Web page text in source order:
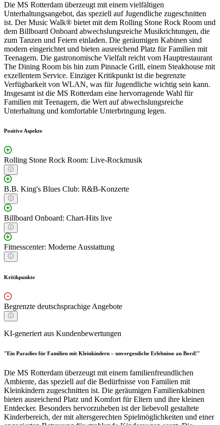
Die MS Rotterdam überzeugt mit einem vielfältigen
Unterhaltungsangebot, das speziell auf Jugendliche zugeschnitten
ist. Der Music Walk® bietet mit dem Rolling Stone Rock Room und
dem Billboard Onboard abwechslungsreiche Musikrichtungen, die
zum Tanzen und Feiern einladen. Die geräumigen Kabinen sind
modern eingerichtet und bieten ausreichend Platz für Familien mit
Teenagern. Die gastronomische Vielfalt reicht vom Hauptrestaurant
The Dining Room bis hin zum Pinnacle Grill, einem Steakhouse mit
exzellentem Service. Einziger Kritikpunkt ist die begrenzte
Verfügbarkeit von WLAN, was für Jugendliche wichtig sein kann.
Insgesamt ist die MS Rotterdam eine hervorragende Wahl für
Familien mit Teenagern, die Wert auf abwechslungsreiche
Unterhaltung und komfortable Unterbringung legen.
Positive Aspekte
Rolling Stone Rock Room: Live-Rockmusik
B.B. King's Blues Club: R&B-Konzerte
Billboard Onboard: Chart-Hits live
Fitnesscenter: Moderne Ausstattung
Kritikpunkte
Begrenzte deutschsprachige Angebote
KI-generiert aus Kundenbewertungen
"Ein Paradies für Familien mit Kleinkindern – unvergessliche Erlebnisse an Bord!"
Die MS Rotterdam überzeugt mit einem familienfreundlichen
Ambiente, das speziell auf die Bedürfnisse von Familien mit
Kleinkindern zugeschnitten ist. Die geräumigen Familienkabinen
bieten ausreichend Platz und Komfort für Eltern und ihre kleinen
Entdecker. Besonders hervorzuheben ist der liebevoll gestaltete
Kinderbereich, der mit altersgerechten Spielmöglichkeiten und einer